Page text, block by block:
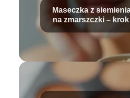
Maseczka z
na zmarszczki –